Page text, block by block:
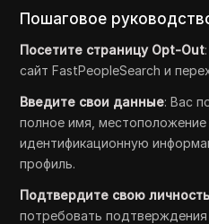
Пошаговое
Посетите страницу Opt-Out
сайт FastPeopleSearch и
Введите свои данные: Вас
полное имя,
идентификационную
профиль.
Подтвердите свою личность
потребовать подтверждения